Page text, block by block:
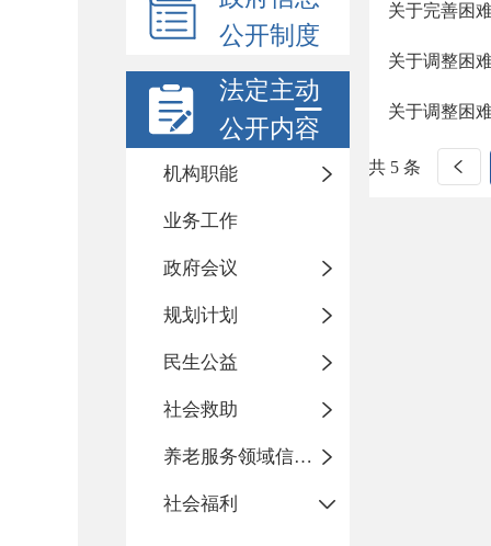
公开制度
法定主动
公开内容
机构职能
业务工作
政府会议
规划计划
民生公益
社会救助
养老服务领域信息公开专栏
社会福利
关于完善困
关于调整困
关于调整困
共 5 条